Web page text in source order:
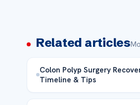
Related articles
Colon Polyp Surgery
Timeline & Tips